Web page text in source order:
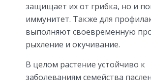
защищает их от грибка, но и
иммунитет. Также для
выполняют своевременную
рыхление и окучивание.
В целом растение устойчиво к
заболеваниям семейства